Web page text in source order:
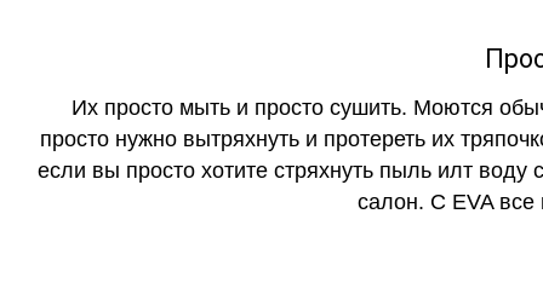
Их просто мыть и просто сушить. Моются
просто нужно вытряхнуть и протереть их
если вы просто хотите стряхнуть пыль илт воду
салон. С EVA все